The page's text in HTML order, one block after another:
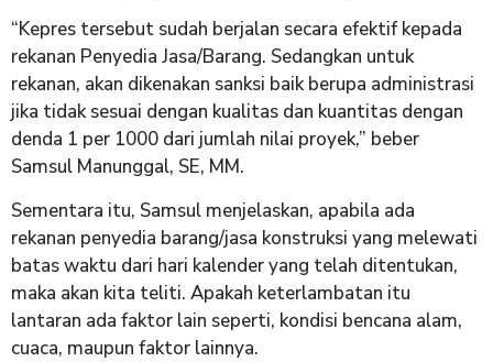
“Kepres tersebut sudah berjalan secara efektif kepada
rekanan Penyedia Jasa/Barang. Sedangkan untuk
rekanan, akan dikenakan sanksi baik berupa administrasi
jika tidak sesuai dengan kualitas dan kuantitas dengan
denda 1 per 1000 dari jumlah nilai proyek,” beber
Samsul Manunggal, SE, MM.
Sementara itu, Samsul menjelaskan, apabila ada
rekanan penyedia barang/jasa konstruksi yang melewati
batas waktu dari hari kalender yang telah ditentukan,
maka akan kita teliti. Apakah keterlambatan itu
lantaran ada faktor lain seperti, kondisi bencana alam,
cuaca, maupun faktor lainnya.